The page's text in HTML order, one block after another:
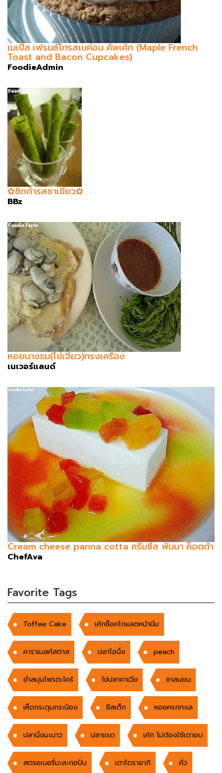
เมเปิ้ล เฟรนซ์โทรสเบค่อน คัพเค้ก (Maple French
Toast and Bacon Cupcakes)
FoodieAdmin
✿ซิกก้ารสชาเขียว✿
BBz
หอยนางรม(ไข่เจียว)ทรงเครื่อง
เนเวอร์แลนด์
Cream cheese panna cotta ครีมชีส พันนา ค็อตต้า
ChefAva
Favorite Tags
Toffee Cake เค้กช็อคโกแลตหน้านิ่ม
คาราเมลคัสตาส ปลาโอนึ่ง peach
ยำสมุนไพรตะไคร้ ไข่ปลาคาเวีย ซาลมอน
เห็ดกระดุมกระป๋อง ชีสเต็ก หอยครกทะเล
ปลานี่งมะนาว ปลาแรด เค้ก ไม่ต้องใช้เตาอบ
สตรอเบอรี่มะละกอปั่น เตาโดรายากิ คั่ว